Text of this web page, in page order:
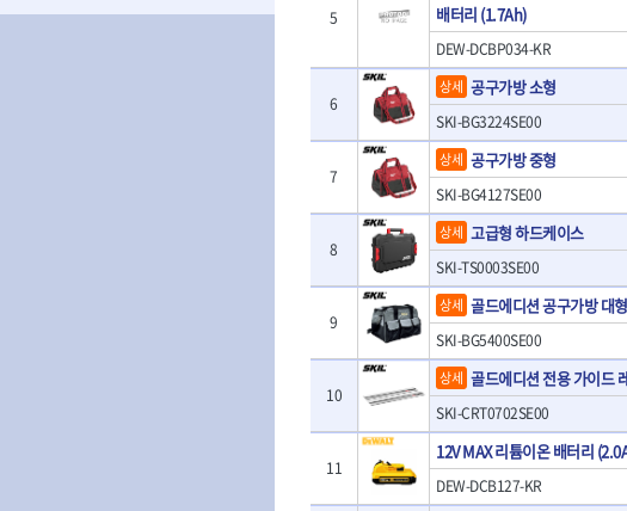
- 전동드럼머신
- 스프링청소기
- 고압파이프세척기
- 건/습식 청소기
- 청소기악세서리
- 체인파이프렌치
- 동파이프커터
- 플라스틱파이프커터
- 디버러
- 동파이프확관기세트
- 전동오스타세트
- 배관내시경
- 배관청소기
- 하수구청소기
- 오거
- 커터
- 스프링헤드
- PVC커터
- 기타 악세사리
- 콤프레샤
- 드레인플러그소켓
- 드래그링크소켓
THETA-전동악세서리
THOMAS FLINN
TSUNESABURO
VAUGHAN
WIHA
ZETA(LED)
ZETA(커터)
나노원
디월트
미주산업
스팀코리아
엠파이어
일레드
플렉스-절단석
5
배터리 (1.7Ah)
DEW-DCBP034-KR
6
상세 공구가방 소형
SKI-BG3224SE00
7
상세 공구가방 중형
SKI-BG4127SE00
8
상세 고급형 하드케이스
SKI-TS0003SE00
9
상세 골드에디션 공구가방 대형
SKI-BG5400SE00
10
상세 골드에디션 전용 가이드
SKI-CRT0702SE00
11
12V MAX 리튬이온 배터리
DEW-DCB127-KR